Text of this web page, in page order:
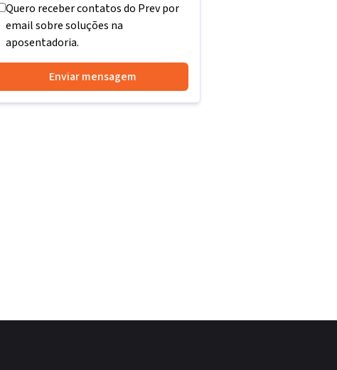
Quero receber contatos do Prev por
email sobre soluções na
aposentadoria.
Enviar mensagem